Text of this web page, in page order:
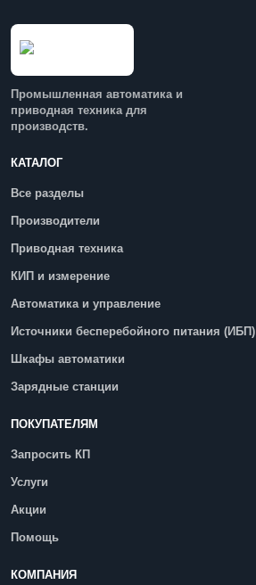
Промышленная автоматика и
приводная техника для
производств.
КАТАЛОГ
Все разделы
Производители
Приводная техника
КИП и измерение
Автоматика и управление
Источники бесперебойного питания (ИБП)
Шкафы автоматики
Зарядные станции
ПОКУПАТЕЛЯМ
Запросить КП
Услуги
Акции
Помощь
КОМПАНИЯ